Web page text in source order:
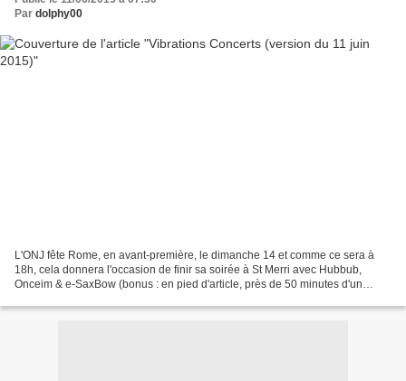
Par dolphy00
L'ONJ fête Rome, en avant-première, le dimanche 14 et comme ce sera à
18h, cela donnera l'occasion de finir sa soirée à St Merri avec Hubbub,
Onceim & e-SaxBow (bonus : en pied d'article, près de 50 minutes d'un